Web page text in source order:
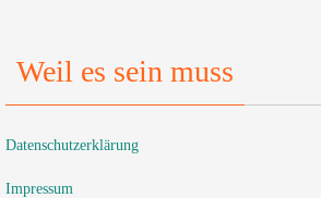
Weil es sein muss
Datenschutzerklärung
Impressum